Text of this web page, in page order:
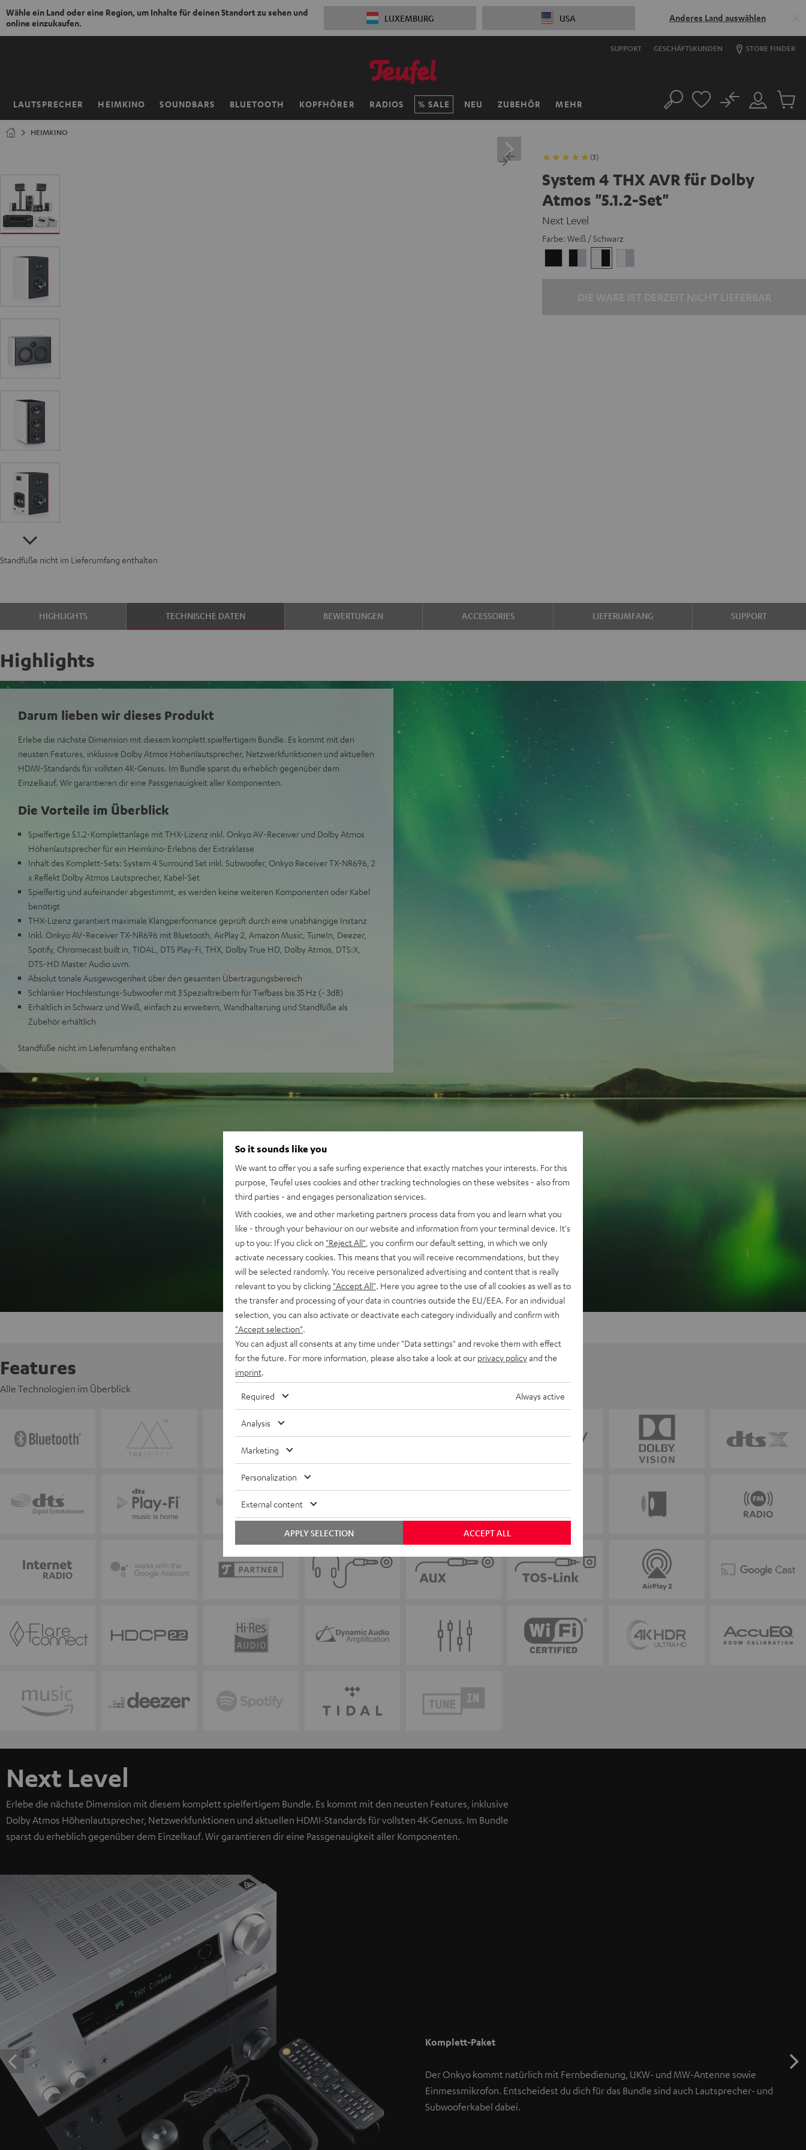
Wähle ein Land oder eine Region, um Inhalte für deinen Standort zu sehen und
online einzukaufen.
LUXEMBURG USA Anderes Land auswählen
ZUM
SUPPORT GESCHÄFTSKUNDEN STORE FINDER
LAUTSPRECHER HEIMKINO SOUNDBARS BLUETOOTH KOPFHÖRER RADIOS SALE NEU ZUBEHÖR MEHR
Startseite Suche
Mein
Konto
No
Artikel
HEIMKINO
(3)
System 4 THX AVR für Dolby
Atmos "5.1.2-Set"
Next Level
Farbe: Weiß / Schwarz
/
Standfüße nicht im Lieferumfang enthalten
HIGHLIGHTS TECHNISCHE DATEN BEWERTUNGEN ACCESSORIES LIEFERUMFANG SUPPORT
Highlights
Darum lieben wir dieses Produkt
Erlebe die nächste Dimension mit diesem komplett spielfertigem Bundle. Es kommt mit den
neusten Features, inklusive Dolby Atmos Höhenlautsprecher, Netzwerkfunktionen und aktuellen
HDMI-Standards für vollsten 4K-Genuss. Im Bundle sparst du erheblich gegenüber dem
Einzelkauf. Wir garantieren dir eine Passgenauigkeit aller Komponenten.
Die Vorteile im Überblick
Spielfertige 5.1.2-Komplettanlage mit THX-Lizenz inkl. Onkyo AV-Receiver und Dolby Atmos
Höhenlautsprecher für ein Heimkino-Erlebnis der Extraklasse
Inhalt des Komplett-Sets: System 4 Surround Set inkl. Subwoofer, Onkyo Receiver TX-NR696, 2
x Reflekt Dolby Atmos Lautsprecher, Kabel-Set
Spielfertig und aufeinander abgestimmt, es werden keine weiteren Komponenten oder Kabel
benötigt
THX-Lizenz garantiert maximale Klangperformance geprüft durch eine unabhängige Instanz
Inkl. Onkyo AV-Receiver TX-NR696 mit Bluetooth, AirPlay 2, Amazon Music, TuneIn, Deezer,
Spotify, Chromecast built in, TIDAL, DTS Play-Fi, THX, Dolby True HD, Dolby Atmos, DTS:X,
DTS-HD Master Audio uvm.
Absolut tonale Ausgewogenheit über den gesamten Übertragungsbereich
Schlanker Hochleistungs-Subwoofer mit 3 Spezialtreibern für Tiefbass bis 35 Hz (- 3dB)
Erhältlich in Schwarz und Weiß, einfach zu erweitern, Wandhalterung und Standfüße als
Zubehör erhältlich
Standfüße nicht im Lieferumfang enthalten
Features
Alle Technologien im Überblick
Next Level
Erlebe die nächste Dimension mit diesem komplett spielfertigem Bundle. Es kommt mit den neusten Features, inklusive
Dolby Atmos Höhenlautsprecher, Netzwerkfunktionen und aktuellen HDMI-Standards für vollsten 4K-Genuss. Im Bundle
sparst du erheblich gegenüber dem Einzelkauf. Wir garantieren dir eine Passgenauigkeit aller Komponenten.
Komplett-Paket
Der Onkyo kommt natürlich mit Fernbedienung, UKW- und MW-Antenne sowie
Einmessmikrofon. Entscheidest du dich für das Bundle sind auch Lautsprecher- und
Subwooferkabel dabei.
So it sounds like you
We want to offer you a safe surfing experience that exactly matches your interests. For this
purpose, Teufel uses cookies and other tracking technologies on these websites - also from
third parties - and engages personalization services.
With cookies, we and other marketing partners process data from you and learn what you
like - through your behaviour on our website and information from your terminal device. It's
up to you: If you click on "Reject All" , you confirm our default setting, in which we only
activate necessary cookies. This means that you will receive recommendations, but they
will be selected randomly. You receive personalized advertising and content that is really
relevant to you by clicking "Accept All" . Here you agree to the use of all cookies as well as to
the transfer and processing of your data in countries outside the EU/EEA. For an individual
selection, you can also activate or deactivate each category individually and confirm with
"Accept selection"
You can adjust all consents at any time under "Data settings" and revoke them with effect
for the future. For more information, please also take a look at our privacy policyand the
imprint
Required Always active
Analysis
Marketing
Personalization
External content
ACCEPT ALL
APPLY SELECTION